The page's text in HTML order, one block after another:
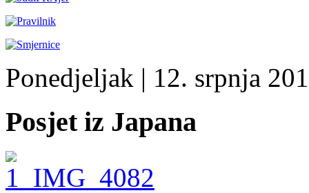
Ponedjeljak | 12. srpnja
Posjet iz Japana